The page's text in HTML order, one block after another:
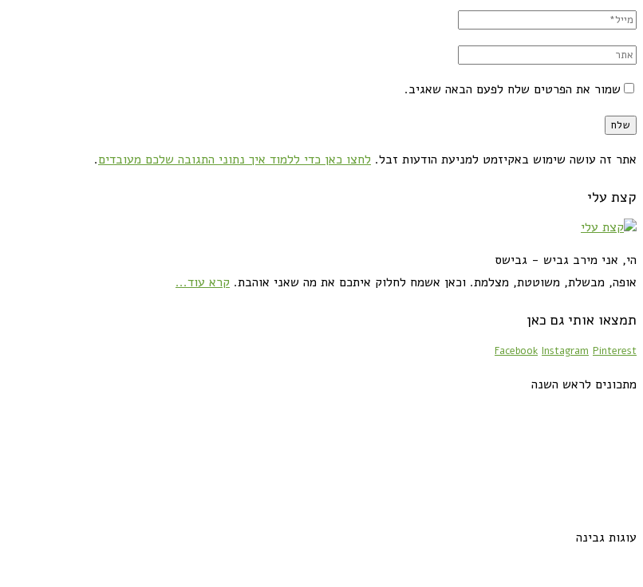
שמור את הפרטים שלח לפעם הבאה שאגיב.
אתר זה עושה שימוש באקיזמט למניעת הודעות זבל. לחצו כאן כדי ללמוד איך נתוני התגובה שלכם מעובדים.
קצת עלי
הי, אני מירב גביש - גבישס
אופה, מבשלת, משוטטת, מצלמת. וכאן אשמח לחלוק איתכם את מה שאני אוהבת. קרא עוד...
תמצאו אותי גם כאן
Facebook Instagram Pinterest
מתכונים לראש השנה
עוגות גבינה